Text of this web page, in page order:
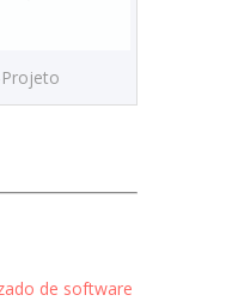
de software